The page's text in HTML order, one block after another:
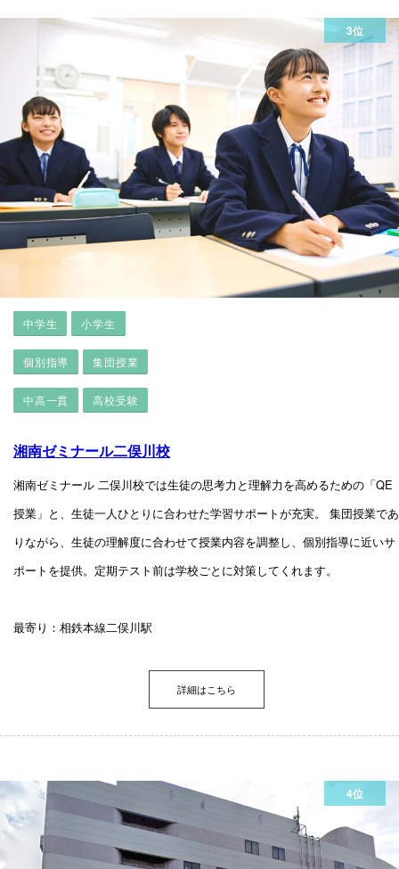
3位
湘南ゼミナール二俣川校
湘南ゼミナール 二俣川校では生徒の思考力と理解力を高めるための「QE
授業」と、生徒一人ひとりに合わせた学習サポートが充実。 集団授業であ
りながら、生徒の理解度に合わせて授業内容を調整し、個別指導に近いサ
ポートを提供。定期テスト前は学校ごとに対策してくれます。
最寄り：相鉄本線二俣川駅
中学生 小学生
個別指導 集団授業
中高一貫 高校受験
詳細はこちら
4位